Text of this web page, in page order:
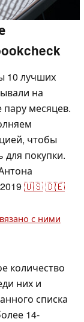
10 лучших
на
пару месяцев.
чтобы
покупки.
🇺🇸🇩🇪
с ними
количество
них и
списка
14-